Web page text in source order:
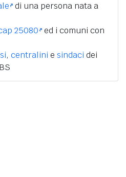
di una persona nata a
25080 ed i comuni con
, centralini e sindaci dei